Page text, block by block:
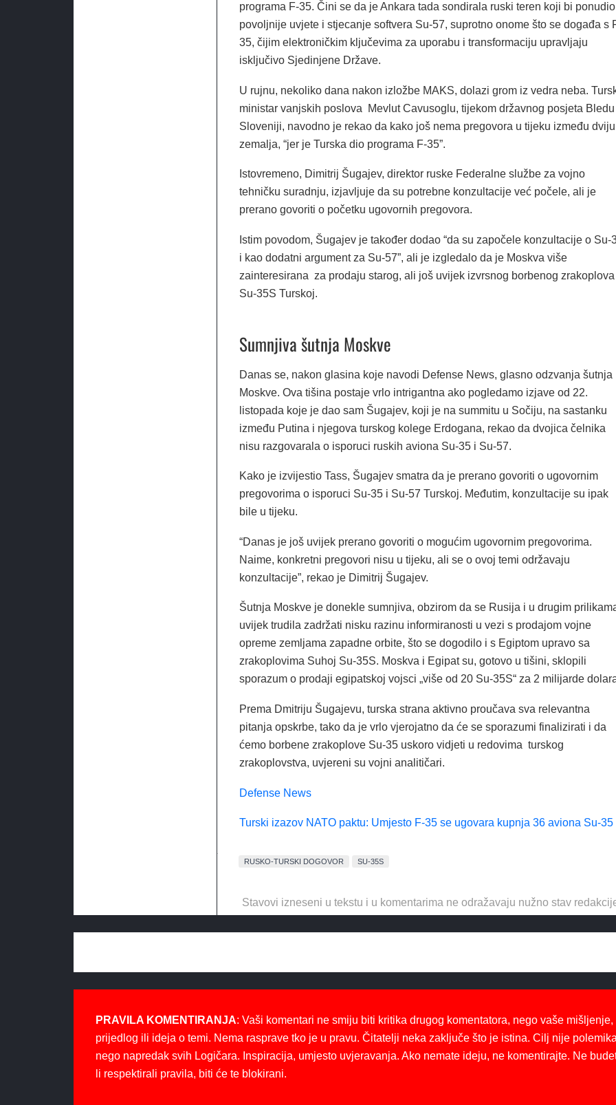
programa F-35. Čini se da je Ankara tada sondirala ruski teren koji bi ponudio
povoljnije uvjete i stjecanje softvera Su-57, suprotno onome što se događa s
35, čijim elektroničkim ključevima za uporabu i transformaciju upravljaju
isključivo Sjedinjene Države.
U rujnu, nekoliko dana nakon izložbe MAKS, dolazi grom iz vedra neba.
ministar vanjskih poslova Mevlut Cavusoglu, tijekom državnog posjeta
Sloveniji, navodno je rekao da kako još nema pregovora u tijeku između dviju
zemalja, “jer je Turska dio programa F-35”.
Istovremeno, Dimitrij Šugajev, direktor ruske Federalne službe za vojno
tehničku suradnju, izjavljuje da su potrebne konzultacije već počele, ali je
prerano govoriti o početku ugovornih pregovora.
Istim povodom, Šugajev je također dodao “da su započele konzultacije o Su-
i kao dodatni argument za Su-57”, ali je izgledalo da je Moskva više
zainteresirana za prodaju starog, ali još uvijek izvrsnog borbenog zrakoplova
Su-35S Turskoj.
Sumnjiva šutnja Moskve
Danas se, nakon glasina koje navodi Defense News, glasno odzvanja šutnja
Moskve. Ova tišina postaje vrlo intrigantna ako pogledamo izjave od 22.
listopada koje je dao sam Šugajev, koji je na summitu u Sočiju, na sastanku
između Putina i njegova turskog kolege Erdogana, rekao da dvojica čelnika
nisu razgovarala o isporuci ruskih aviona Su-35 i Su-57.
Kako je izvijestio Tass, Šugajev smatra da je prerano govoriti o ugovornim
pregovorima o isporuci Su-35 i Su-57 Turskoj. Međutim, konzultacije su ipak
bile u tijeku.
“Danas je još uvijek prerano govoriti o mogućim ugovornim pregovorima.
Naime, konkretni pregovori nisu u tijeku, ali se o ovoj temi održavaju
konzultacije”, rekao je Dimitrij Šugajev.
Šutnja Moskve je donekle sumnjiva, obzirom da se Rusija i u drugim
uvijek trudila zadržati nisku razinu informiranosti u vezi s prodajom vojne
opreme zemljama zapadne orbite, što se dogodilo i s Egiptom upravo sa
zrakoplovima Suhoj Su-35S. Moskva i Egipat su, gotovo u tišini, sklopili
sporazum o prodaji egipatskoj vojsci „više od 20 Su-35S“ za 2 milijarde
Prema Dmitriju Šugajevu, turska strana aktivno proučava sva relevantna
pitanja opskrbe, tako da je vrlo vjerojatno da će se sporazumi finalizirati i da
ćemo borbene zrakoplove Su-35 uskoro vidjeti u redovima turskog
zrakoplovstva, uvjereni su vojni analitičari.
Defense News
Turski izazov NATO paktu: Umjesto F-35 se ugovara kupnja 36 aviona Su-35
RUSKO-TURSKI DOGOVOR SU-35S
Stavovi izneseni u tekstu i u komentarima ne odražavaju nužno stav
PRAVILA KOMENTIRANJA: Vaši komentari ne smiju biti kritika drugog komentatora, nego vaše mišljenje,
prijedlog ili ideja o temi. Nema rasprave tko je u pravu. Čitatelji neka zaključe što je istina. Cilj nije
nego napredak svih Logičara. Inspiracija, umjesto uvjeravanja. Ako nemate ideju, ne komentirajte. Ne
li respektirali pravila, biti će te blokirani.